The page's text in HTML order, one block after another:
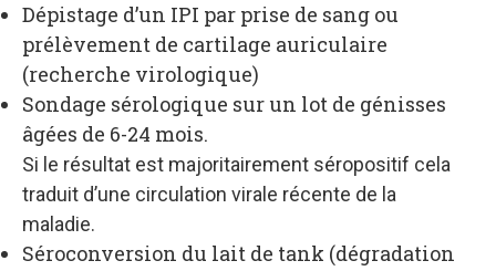
Dépistage d’un IPI par prise de sang ou
prélèvement de cartilage auriculaire
(recherche virologique)
Sondage sérologique sur un lot de génisses
âgées de 6-24 mois.
Si le résultat est majoritairement séropositif cela
traduit d’une circulation virale récente de la
maladie.
Séroconversion du lait de tank (dégradation